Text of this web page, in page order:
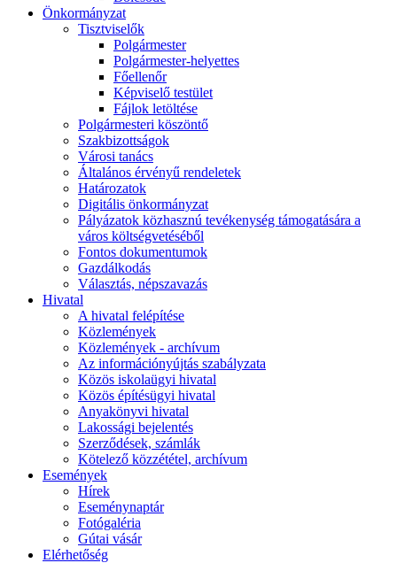
Önkormányzat
Tisztviselők
Polgármester
Polgármester-helyettes
Főellenőr
Képviselő testület
Fájlok letöltése
Polgármesteri köszöntő
Szakbizottságok
Városi tanács
Általános érvényű rendeletek
Határozatok
Digitális önkormányzat
Pályázatok közhasznú tevékenység támogatására a
város költségvetéséből
Fontos dokumentumok
Gazdálkodás
Választás, népszavazás
Hivatal
A hivatal felépítése
Közlemények
Közlemények - archívum
Az információnyújtás szabályzata
Közös iskolaügyi hivatal
Közös építésügyi hivatal
Anyakönyvi hivatal
Lakossági bejelentés
Szerződések, számlák
Kötelező közzététel, archívum
Események
Hírek
Eseménynaptár
Fotógaléria
Gútai vásár
Elérhetőség